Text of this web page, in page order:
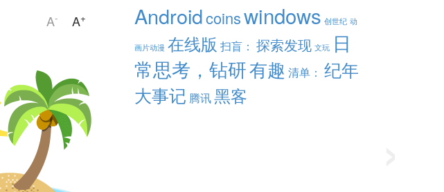
A- A+ Androidcoinswindows 创世纪 动
画片动漫 在线版 扫盲： 探索发现 文玩 日
常思考，钻研有趣 清单： 纪年
大事记 腾讯黑客